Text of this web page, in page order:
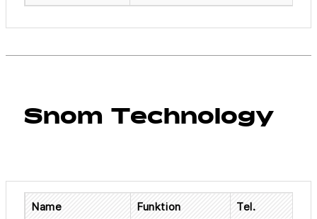
Snom Technology
Name Funktion Tel.